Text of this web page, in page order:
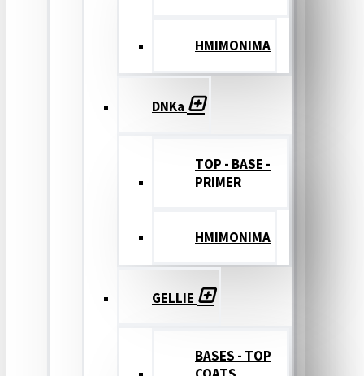
ΗΜΙΜΟΝΙΜΑ
DNKa
TOP - BASE -
PRIMER
ΗΜΙΜΟΝΙΜΑ
GELLIE
BASES - TOP